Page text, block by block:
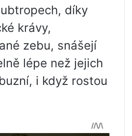
díky
krávy,
zebu, snášejí
lépe než jejich
i když rostou